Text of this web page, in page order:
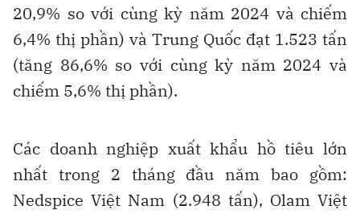
20,9% so với cùng kỳ năm 2024 và chiếm
6,4% thị phần) và Trung Quốc đạt 1.523 tấn
(tăng 86,6% so với cùng kỳ năm 2024 và
chiếm 5,6% thị phần).
Các doanh nghiệp xuất khẩu hồ tiêu lớn
nhất trong 2 tháng đầu năm bao gồm:
Nedspice Việt Nam (2.948 tấn), Olam Việt